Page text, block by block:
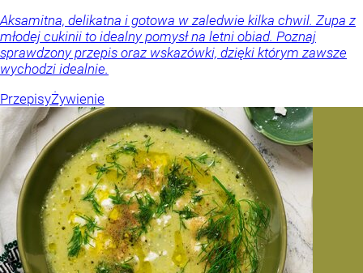
Aksamitna, delikatna i gotowa w zaledwie kilka chwil. Zupa z
młodej cukinii to idealny pomysł na letni obiad. Poznaj
sprawdzony przepis oraz wskazówki, dzięki którym zawsze
wychodzi idealnie.
PrzepisyŻywienie